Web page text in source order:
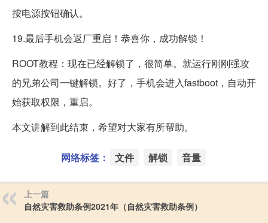
按电源按钮确认。
19.最后手机会返厂重启！恭喜你，成功解锁！
ROOT教程：现在已经解锁了，很简单。就运行刚刚强攻
的兄弟公司一键解锁。好了，手机会进入fastboot，自动开
始获取权限，重启。
本文讲解到此结束，希望对大家有所帮助。
网络标签： 文件 解锁 音量
上一篇
自然灾害救助条例2021年（自然灾害救助条例）